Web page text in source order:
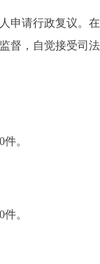
请行政复议。
督，自觉接受司
。
。